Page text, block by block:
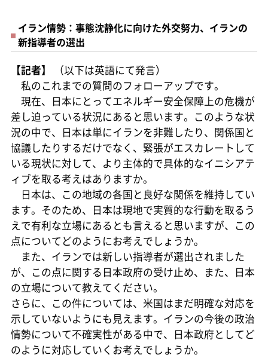
イラン情勢：事態沈静化に向けた外交努力、イランの
新指導者の選出
【記者】
（以下は英語にて発言）
私のこれまでの質問のフォローアップです。
現在、日本にとってエネルギー安全保障上の危機が
差し迫っている状況にあると思います。このような状
況の中で、日本は単にイランを非難したり、関係国と
協議したりするだけでなく、緊張がエスカレートして
いる現状に対して、より主体的で具体的なイニシアテ
ィブを取る考えはありますか。
日本は、この地域の各国と良好な関係を維持してい
ます。そのため、日本は現地で実質的な行動を取るう
えで有利な立場にあるとも言えると思いますが、この
点についてどのようにお考えでしょうか。
また、イランでは新しい指導者が選出されました
が、この点に関する日本政府の受け止め、また、日本
の立場について教えてください。
さらに、この件については、米国はまだ明確な対応を
示していないようにも見えます。イランの今後の政治
情勢について不確実性がある中で、日本政府としてど
のように対応していくお考えでしょうか。